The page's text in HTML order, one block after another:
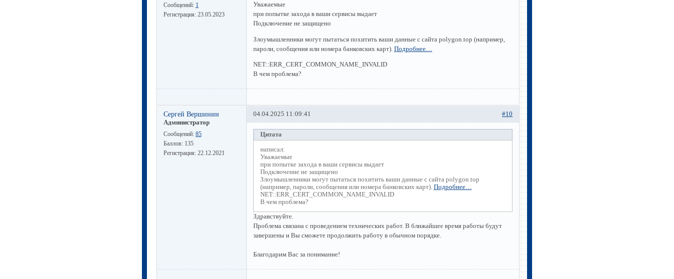
Сообщений: 1
Регистрация: 23.05.2023
Уважаемые
при попытке захода в ваши сервисы выдает
Подключение не защищено
Злоумышленники могут пытаться похитить ваши данные с сайта polygon.top (например,
пароли, сообщения или номера банковских карт). Подробнее…
NET::ERR_CERT_COMMON_NAME_INVALID
В чем проблема?
Сергей Вершинин
Администратор
Сообщений: 85
Баллов: 135
Регистрация: 22.12.2021
#10
04.04.2025 11:09:41
Цитата
написал:
Уважаемые
при попытке захода в ваши сервисы выдает
Подключение не защищено
Злоумышленники могут пытаться похитить ваши данные с сайта polygon.top
(например, пароли, сообщения или номера банковских карт). Подробнее…
NET::ERR_CERT_COMMON_NAME_INVALID
В чем проблема?
Здравствуйте.
Проблема связана с проведением технических работ. В ближайшее время работы будут
завершены и Вы сможете продолжить работу в обычном порядке.
Благодарим Вас за понимание!